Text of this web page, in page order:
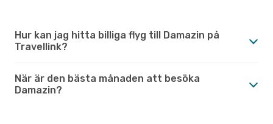
Hur kan jag hitta billiga flyg till Damazin på
Travellink?
När är den bästa månaden att besöka
Damazin?